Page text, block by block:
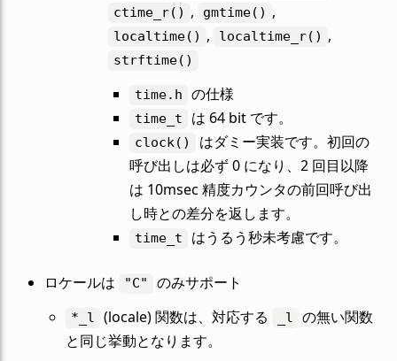
ctime_r() , gmtime() ,
localtime() , localtime_r() ,
strftime()
time.h の仕様
time_t は 64 bit です。
clock()
はダミー実装です。初回の
呼び出しは必ず 0 になり、2 回目以降
は 10msec 精度カウンタの前回呼び出
し時との差分を返します。
time_t はうるう秒未考慮です。
ロケールは "C" のみサポート
*_l (locale) 関数は、対応する _l
の無い関数
と同じ挙動となります。